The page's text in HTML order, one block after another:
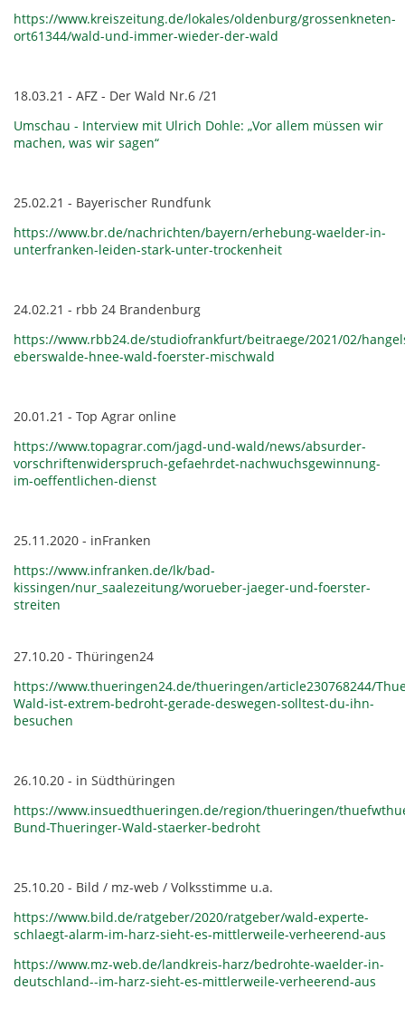
https://www.kreiszeitung.de/lokales/oldenburg/grossenkneten-
ort61344/wald-und-immer-wieder-der-wald
18.03.21 - AFZ - Der Wald Nr.6 /21
Umschau - Interview mit Ulrich Dohle: „Vor allem müssen wir
machen, was wir sagen“
25.02.21 - Bayerischer Rundfunk
https://www.br.de/nachrichten/bayern/erhebung-waelder-in-
unterfranken-leiden-stark-unter-trockenheit
24.02.21 - rbb 24 Brandenburg
https://www.rbb24.de/studiofrankfurt/beitraege/2021/02/
eberswalde-hnee-wald-foerster-mischwald
20.01.21 - Top Agrar online
https://www.topagrar.com/jagd-und-wald/news/absurder-
vorschriftenwiderspruch-gefaehrdet-nachwuchsgewinnung-
im-oeffentlichen-dienst
25.11.2020 - inFranken
https://www.infranken.de/lk/bad-
kissingen/nur_saalezeitung/worueber-jaeger-und-foerster-
streiten
27.10.20 - Thüringen24
https://www.thueringen24.de/thueringen/article230768244/
Wald-ist-extrem-bedroht-gerade-deswegen-solltest-du-ihn-
besuchen
26.10.20 - in Südthüringen
https://www.insuedthueringen.de/region/thueringen/
Bund-Thueringer-Wald-staerker-bedroht
25.10.20 - Bild / mz-web / Volksstimme u.a.
https://www.bild.de/ratgeber/2020/ratgeber/wald-experte-
schlaegt-alarm-im-harz-sieht-es-mittlerweile-verheerend-aus
https://www.mz-web.de/landkreis-harz/bedrohte-waelder-in-
deutschland--im-harz-sieht-es-mittlerweile-verheerend-aus